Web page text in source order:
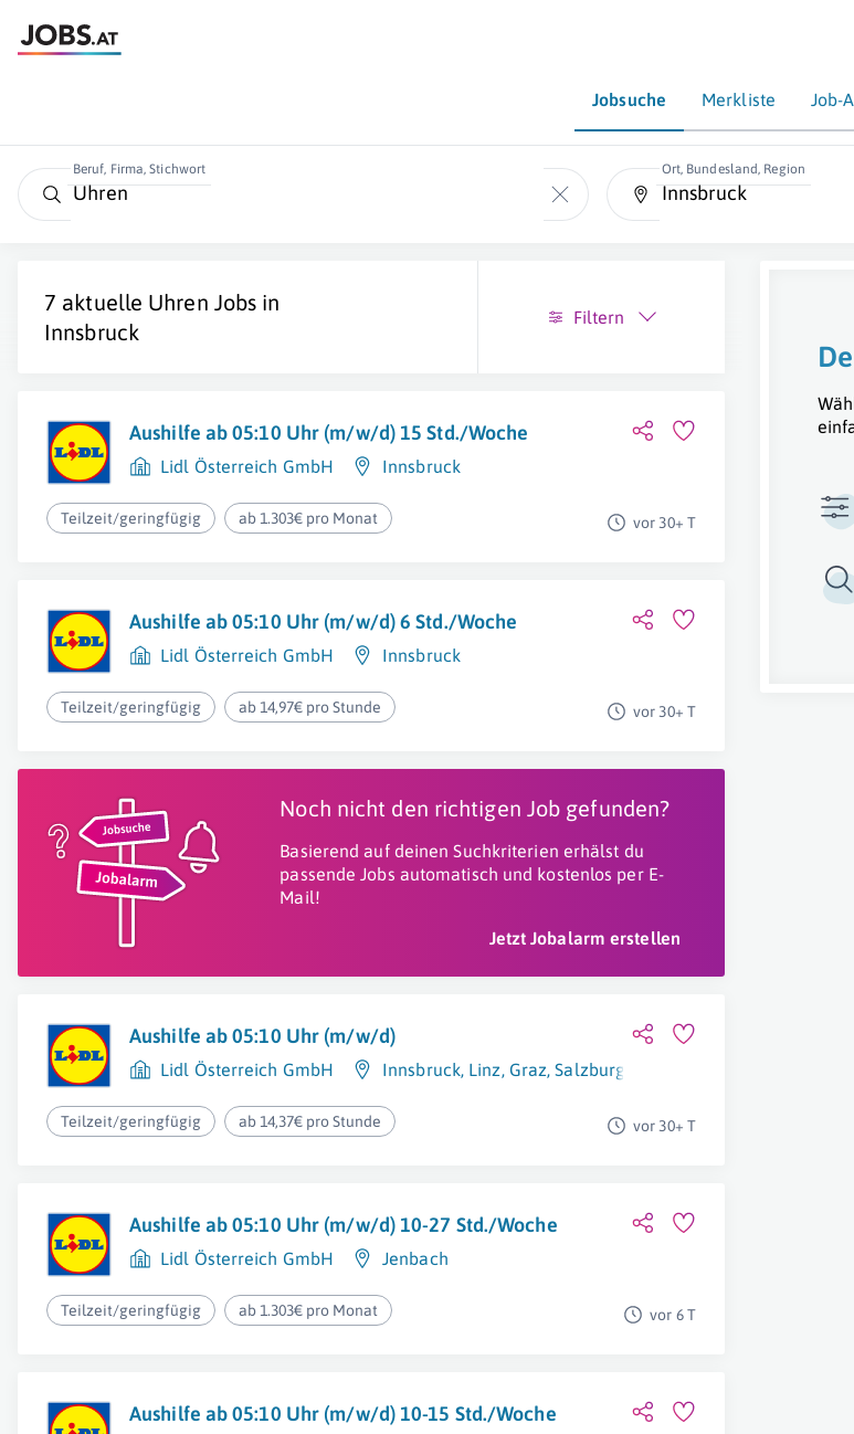
Jobsuche Merkliste Job-
Beruf, Firma, Stichwort Ort, Bundesland, Region
7 aktuelle Uhren Jobs in
Innsbruck
Filtern
Aushilfe ab 05:10 Uhr (m/w/d) 15 Std./Woche
Lidl Österreich GmbH Innsbruck
Teilzeit/geringfügig ab 1.303€ pro Monat vor 30+ T
Aushilfe ab 05:10 Uhr (m/w/d) 6 Std./Woche
Lidl Österreich GmbH Innsbruck
Teilzeit/geringfügig ab 14,97€ pro Stunde vor 30+ T
Noch nicht den richtigen Job gefunden?
Basierend auf deinen Suchkriterien erhälst du
passende Jobs automatisch und kostenlos per E-
Mail!
Jetzt Jobalarm erstellen
Aushilfe ab 05:10 Uhr (m/w/d)
Lidl Österreich GmbH Innsbruck, Linz, Graz,Salzburg
Teilzeit/geringfügig ab 14,37€ pro Stunde vor 30+ T
Aushilfe ab 05:10 Uhr (m/w/d) 10-27 Std./Woche
Lidl Österreich GmbH Jenbach
Teilzeit/geringfügig ab 1.303€ pro Monat vor 6 T
Aushilfe ab 05:10 Uhr (m/w/d) 10-15 Std./Woche